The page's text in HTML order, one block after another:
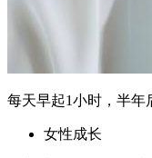
每天早起1小时，半年
女性成长